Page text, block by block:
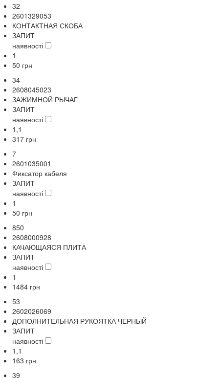
32
2601329053
КОНТАКТНАЯ СКОБА
ЗАПИТ
наявності
1
50 грн
34
2608045023
ЗАЖИМНОЙ РЫЧАГ
ЗАПИТ
наявності
1,1
317 грн
7
2601035001
Фиксатор кабеля
ЗАПИТ
наявності
1
50 грн
850
2608000928
КАЧАЮЩАЯСЯ ПЛИТА
ЗАПИТ
наявності
1
1484 грн
53
2602026069
ДОПОЛНИТЕЛЬНАЯ РУКОЯТКА ЧЕРНЫЙ
ЗАПИТ
наявності
1,1
163 грн
39